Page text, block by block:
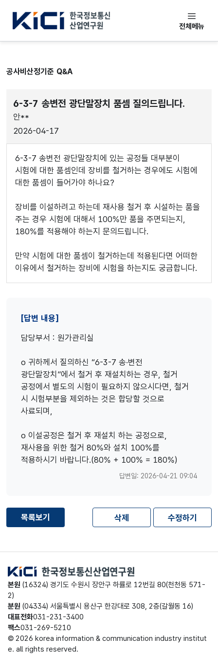
한국정보통신산업연구원
전체메뉴
공사비산정기준 Q&A
6-3-7 송변전 광단말장치 품셈 질의드립니다.
안**
2026-04-17
6-3-7 송변전 광단말장치에 있는 공정들 대부분이
시험에 대한 품셈인데 장비를 철거하는 경우에도 시험에
대한 품셈이 들어가야 하나요?
장비를 이설하려고 하는데 재사용 철거 후 시설하는 품을
주는 경우 시험에 대해서 100%만 품을 주면되는지,
180%를 적용해야 하는지 문의드립니다.
만약 시험에 대한 품셈이 철거하는데 적용된다면 어떠한
이유에서 철거하는 장비에 시험을 하는지도 궁금합니다.
[답변 내용]
담당부서 : 원가관리실
o 귀하께서 질의하신 “6-3-7 송·변전
광단말장치”에서 철거 후 재설치하는 경우, 철거
공정에서 별도의 시험이 필요하지 않으시다면, 철거
시 시험부분을 제외하는 것은 합당할 것으로
사료되며,
o 이설공정은 철거 후 재설치 하는 공정으로,
재사용을 위한 철거 80%와 설치 100%를
적용하시기 바랍니다.(80% + 100% = 180%)
답변일: 2026-04-21 09:04
목록보기 삭제 수정하기
한국정보통신산업연구원
본원 (16324) 경기도 수원시 장안구 하률로 12번길 80(천천동 571-
2)
분원 (04334) 서울특별시 용산구 한강대로 308, 2층(갈월동 16)
대표전화031-231-3400
팩스031-269-5210
© 2026 korea information & communication industry institut
e. all rights reserved.